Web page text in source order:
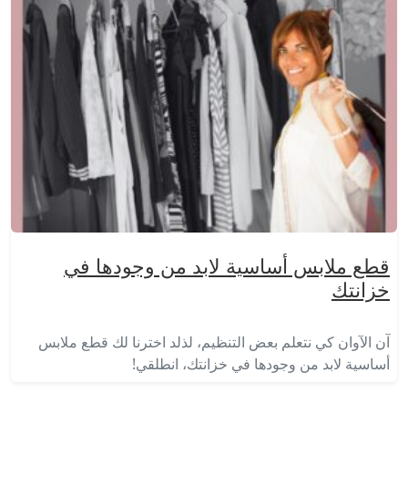
قطع ملابس أساسية لابد من وجودها في
خزانتك
آن الآوان كي نتعلم بعض التنظيم، لذلد اخترنا لك قطع ملابس
أساسية لابد من وجودها في خزانتك، انطلقي!